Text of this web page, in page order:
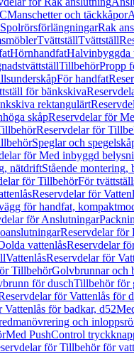
Manschetter och täckkåpor
Rak
TvättställTvättställ
HörnhandfatHalvinbyggda
TillbehörPropp
För handfat
för bänkskiva
rektangulärt
skåpReservdelar för
Reservdelar för
Speglar och
för Med inbyggd
nätdriftStående montering,
för TillbehörFör
Reservdelar för
för handfat,
för Anslutningar
Reservdelar för
vattenlåsReservdelar
VattenlåsReservdelar för
TillbehörGolvbrunnar och
för duschTillbehör för
för Vattenlås för
Vattenlås för badkar, d52
och
Med PushControl
för Tillbehör för